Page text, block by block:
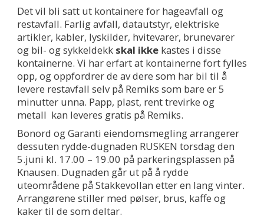
Det vil bli satt ut kontainere for hageavfall og
restavfall. Farlig avfall, datautstyr, elektriske
artikler, kabler, lyskilder, hvitevarer, brunevarer
og bil- og sykkeldekk skal ikkekastes i disse
kontainerne. Vi har erfart at kontainerne fort fylles
opp, og oppfordrer de av dere som har bil til å
levere restavfall selv på Remiks som bare er 5
minutter unna. Papp, plast, rent trevirke og
metall kan leveres gratis på Remiks.
Bonord og Garanti eiendomsmegling arrangerer
dessuten rydde-dugnaden RUSKEN torsdag den
5.juni kl. 17.00 – 19.00 på parkeringsplassen på
Knausen. Dugnaden går ut på å rydde
uteområdene på Stakkevollan etter en lang vinter.
Arrangørene stiller med pølser, brus, kaffe og
kaker til de som deltar.